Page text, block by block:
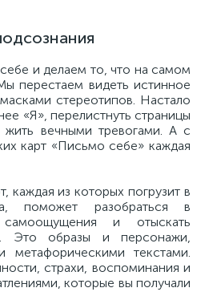
и делаем то, что на самом
перестаем видеть истинное
стереотипов. Настало
«Я», перелистнуть страницы
жить вечными тревогами. А с
карт «Письмо себе» каждая
каждая из которых погрузит в
поможет разобраться в
и отыскать
Это образы и персонажи,
метафорическими текстами.
страхи, воспоминания и
которые вы получали